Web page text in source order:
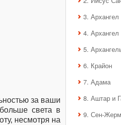
за ваши
света в
несмотря на
3.
4.
5.
6. Крайон
7. Адама
8. Аштар и
9. Сен-